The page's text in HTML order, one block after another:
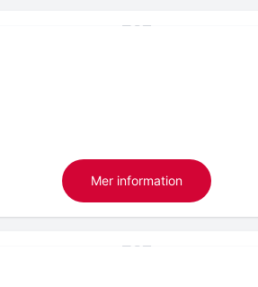
Mer information